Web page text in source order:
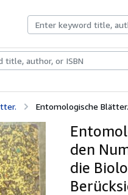
Rare BooksArt & Collectibles
Entomologische
den
die